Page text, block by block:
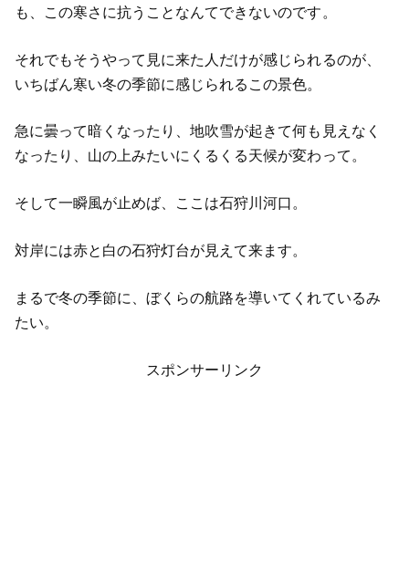
も、この寒さに抗うことなんてできないのです。
それでもそうやって見に来た人だけが感じられるのが、
いちばん寒い冬の季節に感じられるこの景色。
急に曇って暗くなったり、地吹雪が起きて何も見えなく
なったり、山の上みたいにくるくる天候が変わって。
そして一瞬風が止めば、ここは石狩川河口。
対岸には赤と白の石狩灯台が見えて来ます。
まるで冬の季節に、ぼくらの航路を導いてくれているみ
たい。
スポンサーリンク